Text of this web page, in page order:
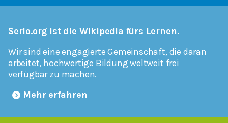
Serlo.org ist die Wikipedia fürs Lernen.
Wir sind eine engagierte Gemeinschaft, die daran
arbeitet, hochwertige Bildung weltweit frei
verfügbar zu machen.
Mehr erfahren